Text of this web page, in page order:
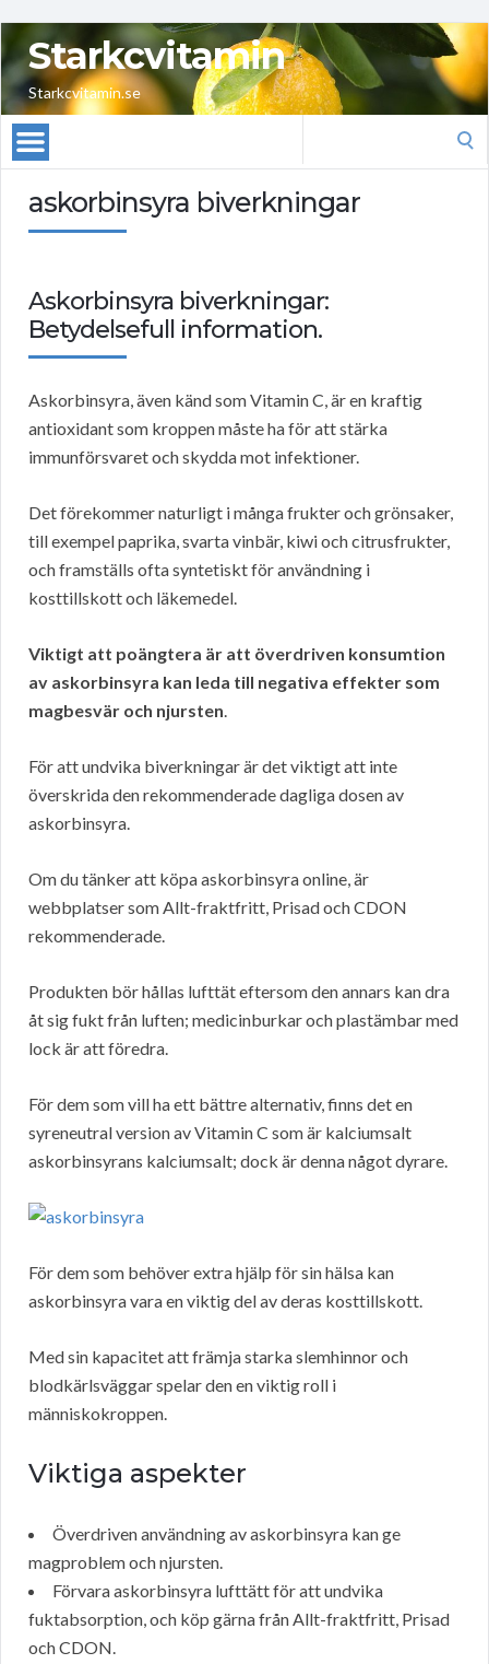
Starkcvitamin
Starkcvitamin.se
askorbinsyra biverkningar
Askorbinsyra biverkningar:
Betydelsefull information.
Askorbinsyra, även känd som Vitamin C, är en kraftig
antioxidant som kroppen måste ha för att stärka
immunförsvaret och skydda mot infektioner.
Det förekommer naturligt i många frukter och grönsaker,
till exempel paprika, svarta vinbär, kiwi och citrusfrukter,
och framställs ofta syntetiskt för användning i
kosttillskott och läkemedel.
Viktigt att poängtera är att överdriven konsumtion
av askorbinsyra kan leda till negativa effekter som
magbesvär och njursten.
För att undvika biverkningar är det viktigt att inte
överskrida den rekommenderade dagliga dosen av
askorbinsyra.
Om du tänker att köpa askorbinsyra online, är
webbplatser som Allt-fraktfritt, Prisad och CDON
rekommenderade.
Produkten bör hållas lufttät eftersom den annars kan dra
åt sig fukt från luften; medicinburkar och plastämbar med
lock är att föredra.
För dem som vill ha ett bättre alternativ, finns det en
syreneutral version av Vitamin C som är kalciumsalt
askorbinsyrans kalciumsalt; dock är denna något dyrare.
För dem som behöver extra hjälp för sin hälsa kan
askorbinsyra vara en viktig del av deras kosttillskott.
Med sin kapacitet att främja starka slemhinnor och
blodkärlsväggar spelar den en viktig roll i
människokroppen.
Viktiga aspekter
Överdriven användning av askorbinsyra kan ge
magproblem och njursten.
Förvara askorbinsyra lufttätt för att undvika
fuktabsorption, och köp gärna från Allt-fraktfritt, Prisad
och CDON.